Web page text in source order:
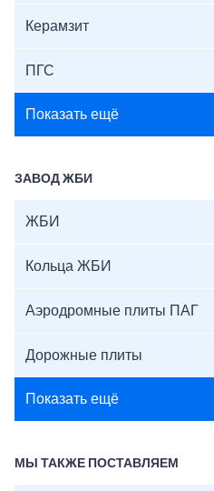
Керамзит
ПГС
Показать ещё
ЗАВОД ЖБИ
ЖБИ
Кольца ЖБИ
Аэродромные плиты ПАГ
Дорожные плиты
Показать ещё
МЫ ТАКЖЕ ПОСТАВЛЯЕМ